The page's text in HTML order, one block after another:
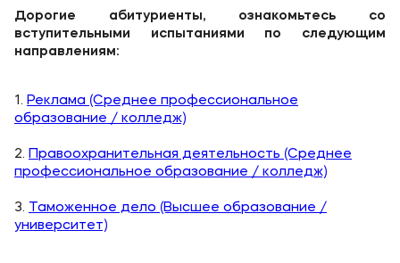
Абитуриентам
Студентам
Выпускникам
Аспирантура
Институт дополнительного образования
Дорогие абитуриенты, ознакомьтесь со
вступительными испытаниями по следующим
направлениям:
1. Реклама (Среднее профессиональное
образование / колледж)
2. Правоохранительная деятельность (Среднее
профессиональное образование / колледж)
3. Таможенное дело (Высшее образование /
университет)